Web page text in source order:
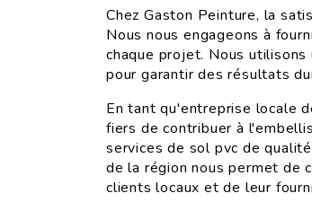
Chez Gaston Peinture, la
Nous nous engageons à
chaque projet. Nous
pour garantir des résultats
En tant qu'entreprise locale
fiers de contribuer à
services de sol pvc de
de la région nous permet de
clients locaux et de leur